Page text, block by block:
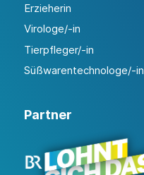
Erzieherin
Virologe/-in
Tierpfleger/-in
Süßwarentechnologe/-in
Partner